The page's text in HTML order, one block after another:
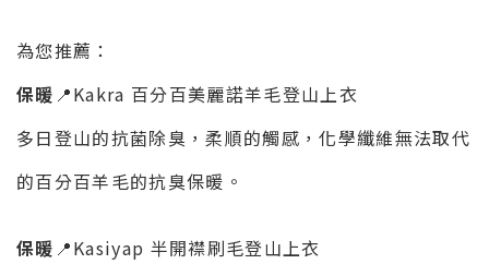
為您推薦：
保暖 📍Kakra 百分百美麗諾羊毛登山上衣
多日登山的抗菌除臭，柔順的觸感，化學纖維無法取代
的百分百羊毛的抗臭保暖。
保暖 📍Kasiyap 半開襟刷毛登山上衣